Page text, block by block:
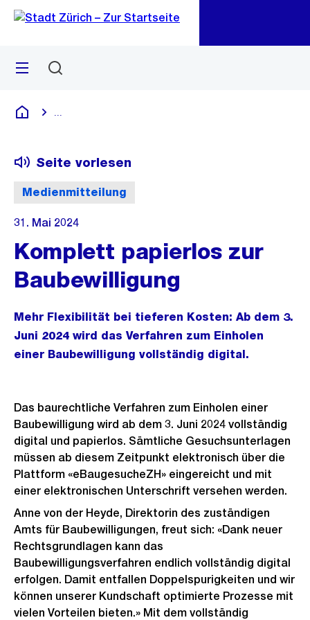
Navigation
Sprunglink
Menü
Deutsch
Medienmitteilung
Seite vorlesen
31. Mai 2024
Komplett papierlos zur
Baubewilligung
Mehr Flexibilität bei tieferen Kosten: Ab dem 3.
Juni 2024 wird das Verfahren zum Einholen
einer Baubewilligung vollständig digital.
Das baurechtliche Verfahren zum Einholen einer
Baubewilligung wird ab dem 3. Juni 2024 vollständig
digital und papierlos. Sämtliche Gesuchsunterlagen
müssen ab diesem Zeitpunkt elektronisch über die
Plattform «eBaugesucheZH» eingereicht und mit
einer elektronischen Unterschrift versehen werden.
Anne von der Heyde, Direktorin des zuständigen
Amts für Baubewilligungen, freut sich: «Dank neuer
Rechtsgrundlagen kann das
Baubewilligungsverfahren endlich vollständig digital
erfolgen. Damit entfallen Doppelspurigkeiten und wir
können unserer Kundschaft optimierte Prozesse mit
vielen Vorteilen bieten.» Mit dem vollständig